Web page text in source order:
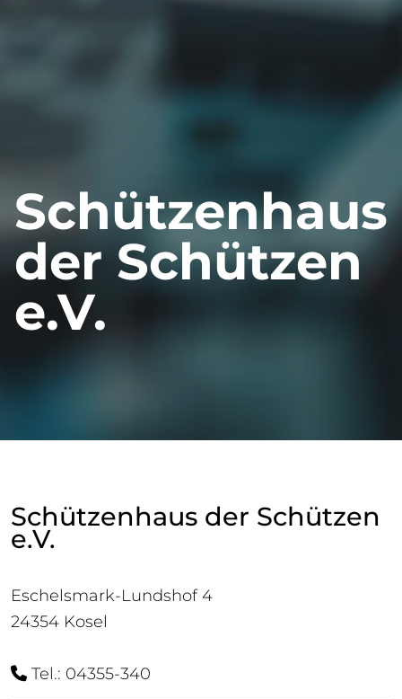
Schützenhaus
der Schützen
e.V.
Schützenhaus der Schützen
e.V.
Eschelsmark-Lundshof 4
24354 Kosel
Tel.: 04355-340